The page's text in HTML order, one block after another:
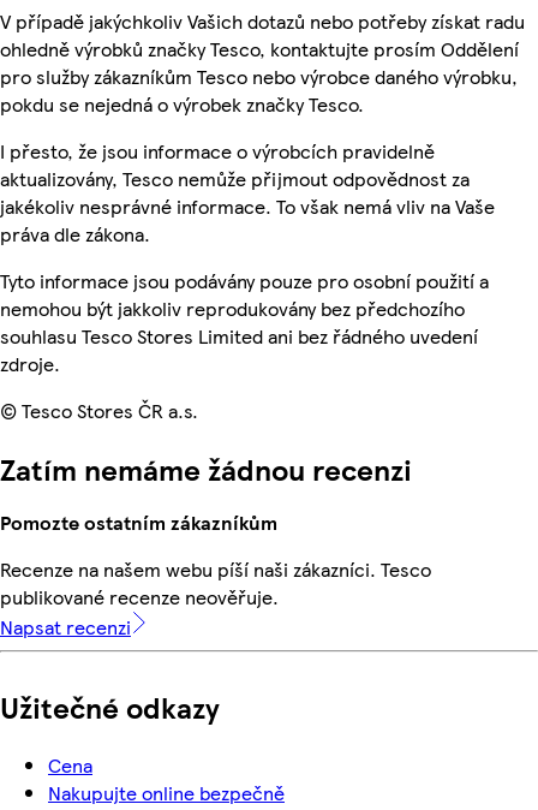
V případě jakýchkoliv Vašich dotazů nebo potřeby získat radu
ohledně výrobků značky Tesco, kontaktujte prosím Oddělení
pro služby zákazníkům Tesco nebo výrobce daného výrobku,
pokdu se nejedná o výrobek značky Tesco.
I přesto, že jsou informace o výrobcích pravidelně
aktualizovány, Tesco nemůže přijmout odpovědnost za
jakékoliv nesprávné informace. To však nemá vliv na Vaše
práva dle zákona.
Tyto informace jsou podávány pouze pro osobní použití a
nemohou být jakkoliv reprodukovány bez předchozího
souhlasu Tesco Stores Limited ani bez řádného uvedení
zdroje.
© Tesco Stores ČR a.s.
Zatím nemáme žádnou recenzi
Pomozte ostatním zákazníkům
Recenze na našem webu píší naši zákazníci. Tesco
publikované recenze neověřuje.
Napsat recenzi
Užitečné odkazy
Cena
Nakupujte online bezpečně